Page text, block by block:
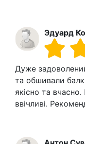
Эдуард
Дуже
та обшивали
якісно та
ввічливі.